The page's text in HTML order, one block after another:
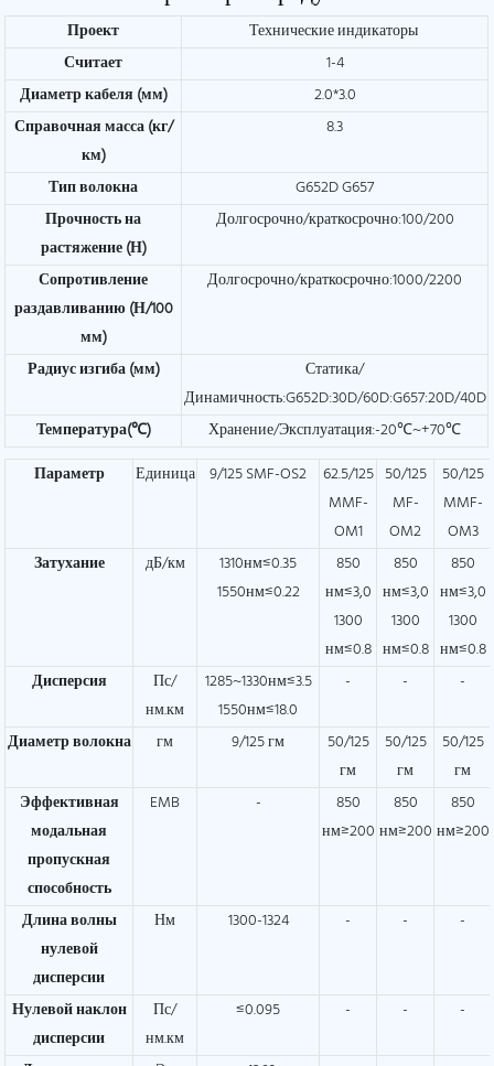
Проект
Технические индикаторы
Считает
1-4
Диаметр кабеля (мм)
2.0*3.0
Справочная масса (кг/
км)
8.3
Тип волокна
G652D G657
Прочность на
растяжение (Н)
Долгосрочно/краткосрочно:100/200
Сопротивление
раздавливанию (Н/100
мм)
Долгосрочно/краткосрочно:1000/2200
Радиус изгиба (мм)
Статика/
Динамичность:G652D:30D/60D:G657:20D/40D
Температура(℃)
Хранение/Эксплуатация:-20℃~+70℃
Параметр
Единица 9/125 SMF-OS2
62.5/125
MMF-
OM1
50/125
MF-
OM2
50/125
MMF-
OM3
Затухание
дБ/км
1310нм≤0.35
1550нм≤0.22
850
нм≤3,0
1300
нм≤0.8
850
нм≤3,0
1300
нм≤0.8
850
нм≤3,0
1300
нм≤0.8
Дисперсия
Пс/
нм.км
1285~1330нм≤3.5
1550нм≤18.0
- - -
Диаметр волокна гм 9/125 гм
50/125
гм
50/125
гм
50/125
гм
Эффективная
модальная
пропускная
способность
EMB -
850
нм≥200
850
нм≥200
850
нм≥200
Длина волны
нулевой
дисперсии
Нм 1300-1324 - - -
Нулевой наклон
дисперсии
Пс/
нм.км
≤0.095 - - -